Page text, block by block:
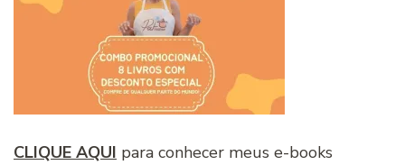
CLIQUE AQUI para conhecer meus e-books